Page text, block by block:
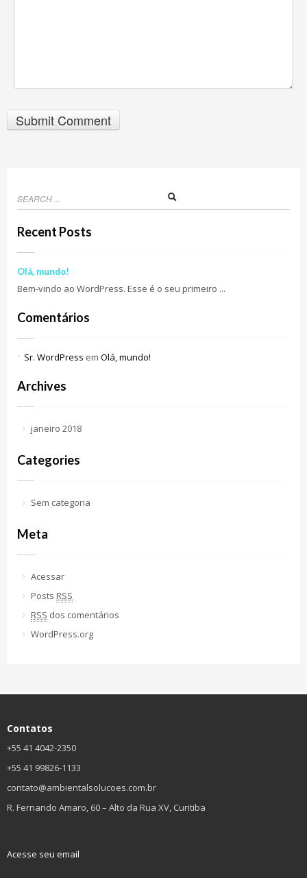
Recent Posts
Olá, mundo!
Bem-vindo ao WordPress. Esse é o seu primeiro ...
Comentários
Sr. WordPress em Olá, mundo!
Archives
janeiro 2018
Categories
Sem categoria
Meta
Acessar
Posts RSS
RSS dos comentários
WordPress.org
Contatos
+55 41 4042-2350
+55 41 99826-1133
contato@ambientalsolucoes.com.br
R. Fernando Amaro, 60 – Alto da Rua XV, Curitiba
Acesse seu email